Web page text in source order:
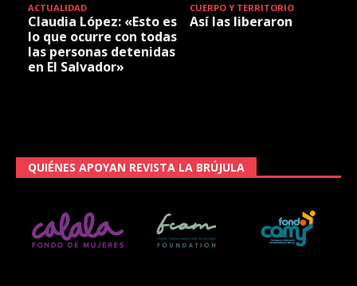
ACTUALIDAD
Claudia López: «Esto es
lo que ocurre con todas
las personas detenidas
en El Salvador»
CUERPO Y TERRITORIO
Así las liberaron
QUIÉNES APOYAN REVISTA LA BRÚJULA